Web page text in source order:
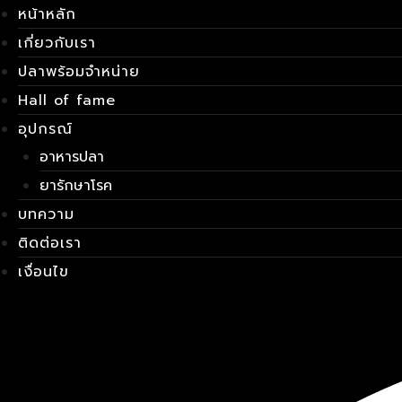
Skip
to
content
หน้าหลัก
เกี่ยวกับเรา
ปลาพร้อมจำหน่าย
Hall of fame
อุปกรณ์
อาหารปลา
ยารักษาโรค
บทความ
ติดต่อเรา
เงื่อนไข
เมนู